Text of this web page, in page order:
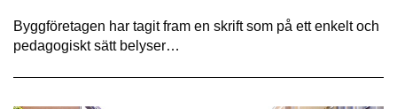
Byggföretagen har tagit fram en skrift som på ett enkelt och
pedagogiskt sätt belyser…